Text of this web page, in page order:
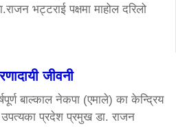
भट्टराई पक्षमा माहोल दरिलो
जीवनी
बाल्काल नेकपा (एमाले) का केन्द्रिय
प्रदेश प्रमुख डा. राजन